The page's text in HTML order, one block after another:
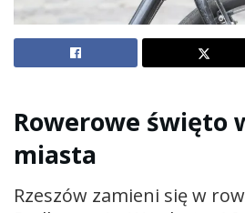
Rowerowe święto
miasta
Rzeszów zamieni się w